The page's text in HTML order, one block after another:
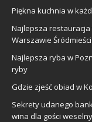
Piękna kuchnia w
Najlepsza
Warszawie
Najlepsza ryba w
ryby
Gdzie zjeść obiad w
Sekrety udanego
wina dla gości